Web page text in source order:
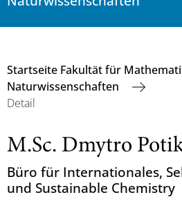
Startseite Fakultät für
Naturwissenschaften
Detail
M.Sc. Dmytro
Büro für Internationales,
und Sustainable Chemistry